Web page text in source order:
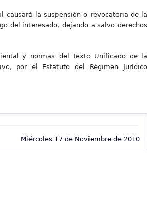
causará la suspensión o revocatoria de la
del interesado, dejando a salvo derechos
y normas del Texto Unificado de la
por el Estatuto del Régimen Jurídico
Miércoles 17 de Noviembre de 2010